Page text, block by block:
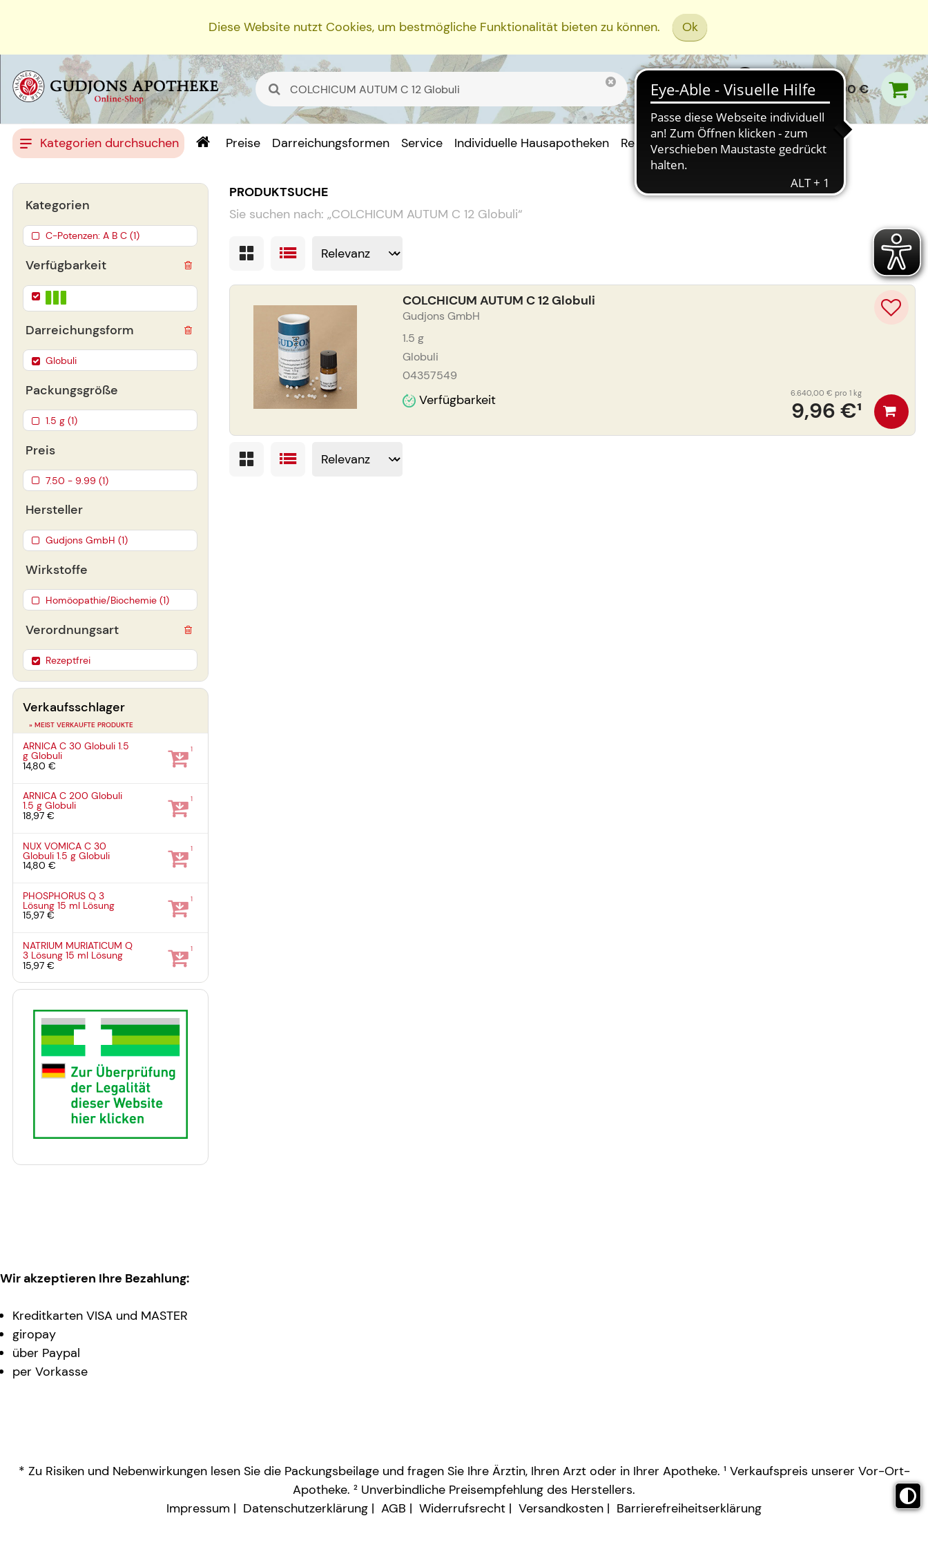
Diese Website nutzt Cookies, um bestmögliche Funktionalität bieten zu können. Ok
0,00 €
Kategorien durchsuchen Preise Darreichungsformen Service Individuelle Hausapotheken Rezept Einreichen
PRODUKTSUCHE
Sie suchen nach: „COLCHICUM AUTUM C 12 Globuli“
COLCHICUM AUTUM C 12 Globuli
Gudjons GmbH
1.5 g
Globuli
04357549
Verfügbarkeit 9,96 €¹
6.640,00 € pro 1 kg
Verfügbarkeit
Darreichungsform
Globuli
Packungsgröße
1.5 g (1)
Preis
7.50 - 9.99 (1)
Hersteller
Gudjons GmbH (1)
Wirkstoffe
Homöopathie/Biochemie (1)
Kategorien
C-Potenzen: A B C (1)
Verordnungsart
Rezeptfrei
Verkaufsschlager
» MEIST VERKAUFTE PRODUKTE
ARNICA C 30 Globuli1.5
gGlobuli
14,80 €
1
ARNICA C 200 Globuli
1.5 gGlobuli
18,97 €
1
NUX VOMICA C 30
Globuli1.5 gGlobuli
14,80 €
1
PHOSPHORUS Q 3
Lösung15 ml Lösung
15,97 €
1
NATRIUM MURIATICUM Q
3 Lösung15 ml Lösung
15,97 €
1
Wir akzeptieren Ihre Bezahlung:
Kreditkarten VISA und MASTER
giropay
über Paypal
per Vorkasse
* Zu Risiken und Nebenwirkungen lesen Sie die Packungsbeilage und fragen Sie Ihre Ärztin, Ihren Arzt oder in Ihrer Apotheke. ¹ Verkaufspreis unserer Vor-Ort-
Apotheke. ² Unverbindliche Preisempfehlung des Herstellers.
Impressum
Datenschutzerklärung AGB Widerrufsrecht Versandkosten Barrierefreiheitserklärung